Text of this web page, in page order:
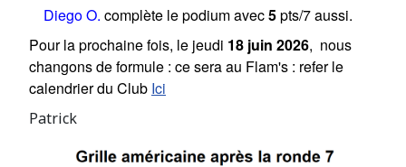
Diego O. complète le podium avec5pts/7 aussi.
Pour la prochaine fois, le jeudi 18 juin 2026, nous
changons de formule : ce sera au Flam's : refer le
calendrier du Club Ici
Patrick